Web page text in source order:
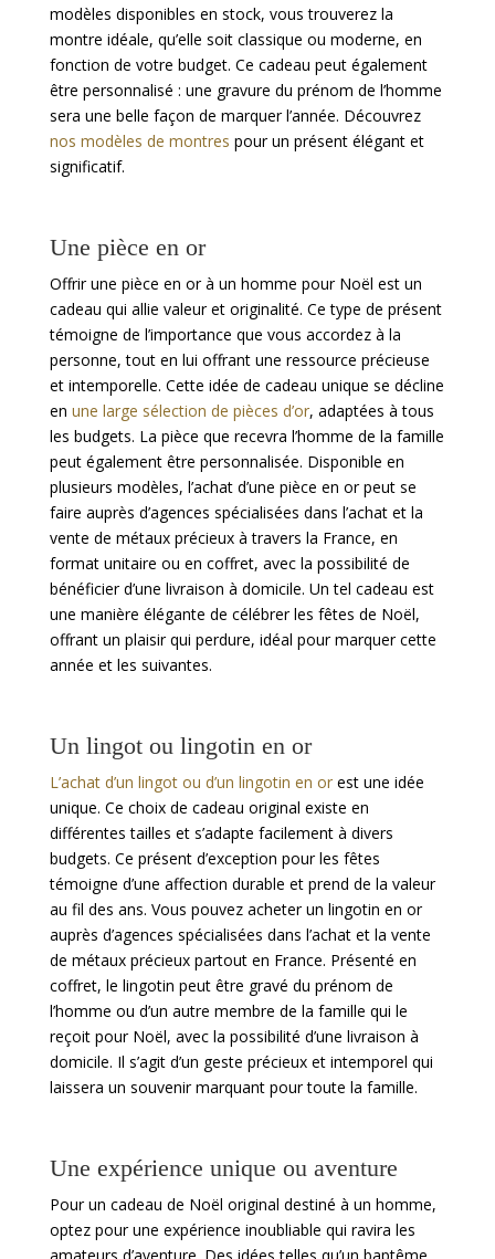
modèles disponibles en stock, vous trouverez la
montre idéale, qu’elle soit classique ou moderne, en
fonction de votre budget. Ce cadeau peut également
être personnalisé : une gravure du prénom de l’homme
sera une belle façon de marquer l’année. Découvrez
nos modèles de montres pour un présent élégant et
significatif.
Une pièce en or
Offrir une pièce en or à un homme pour Noël est un
cadeau qui allie valeur et originalité. Ce type de présent
témoigne de l’importance que vous accordez à la
personne, tout en lui offrant une ressource précieuse
et intemporelle. Cette idée de cadeau unique se décline
en une large sélection de pièces d’or, adaptées à tous
les budgets. La pièce que recevra l’homme de la famille
peut également être personnalisée. Disponible en
plusieurs modèles, l’achat d’une pièce en or peut se
faire auprès d’agences spécialisées dans l’achat et la
vente de métaux précieux à travers la France, en
format unitaire ou en coffret, avec la possibilité de
bénéficier d’une livraison à domicile. Un tel cadeau est
une manière élégante de célébrer les fêtes de Noël,
offrant un plaisir qui perdure, idéal pour marquer cette
année et les suivantes.
Un lingot ou lingotin en or
L’achat d’un lingot ou d’un lingotin en orest une idée
unique. Ce choix de cadeau original existe en
différentes tailles et s’adapte facilement à divers
budgets. Ce présent d’exception pour les fêtes
témoigne d’une affection durable et prend de la valeur
au fil des ans. Vous pouvez acheter un lingotin en or
auprès d’agences spécialisées dans l’achat et la vente
de métaux précieux partout en France. Présenté en
coffret, le lingotin peut être gravé du prénom de
l’homme ou d’un autre membre de la famille qui le
reçoit pour Noël, avec la possibilité d’une livraison à
domicile. Il s’agit d’un geste précieux et intemporel qui
laissera un souvenir marquant pour toute la famille.
Une expérience unique ou aventure
Pour un cadeau de Noël original destiné à un homme,
optez pour une expérience inoubliable qui ravira les
amateurs d’aventure. Des idées telles qu’un baptême